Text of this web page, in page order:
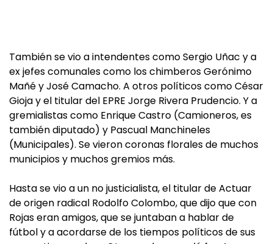
También se vio a intendentes como Sergio Uñac y a
ex jefes comunales como los chimberos Gerónimo
Mañé y José Camacho. A otros políticos como César
Gioja y el titular del EPRE Jorge Rivera Prudencio. Y a
gremialistas como Enrique Castro (Camioneros, es
también diputado) y Pascual Manchineles
(Municipales). Se vieron coronas florales de muchos
municipios y muchos gremios más.
Hasta se vio a un no justicialista, el titular de Actuar
de origen radical Rodolfo Colombo, que dijo que con
Rojas eran amigos, que se juntaban a hablar de
fútbol y a acordarse de los tiempos políticos de sus